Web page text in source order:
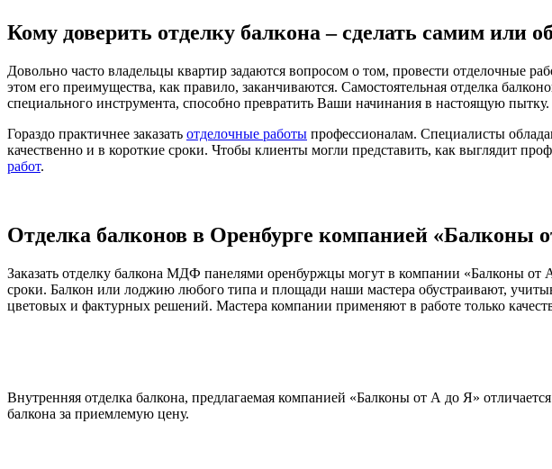
Кому доверить отделку балкона – сделать самим или
Довольно часто владельцы квартир задаются вопросом о том, провести отделочные
этом его преимущества, как правило, заканчиваются. Самостоятельная отделка
специального инструмента, способно превратить Ваши начинания в настоящую
Гораздо практичнее заказать отделочные работы профессионалам. Специалисты
качественно и в короткие сроки. Чтобы клиенты могли представить, как выглядит
работ.
Отделка балконов в Оренбурге компанией «Балконы
Заказать отделку балкона МДФ панелями оренбуржцы могут в компании «Балконы
сроки. Балкон или лоджию любого типа и площади наши мастера обустраивают,
цветовых и фактурных решений. Мастера компании применяют в работе только
Внутренняя отделка балкона, предлагаемая компанией «Балконы от А до Я»
балкона за приемлемую цену.